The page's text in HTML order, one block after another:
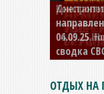
04.09.25
сводка
ОТДЫХ НА